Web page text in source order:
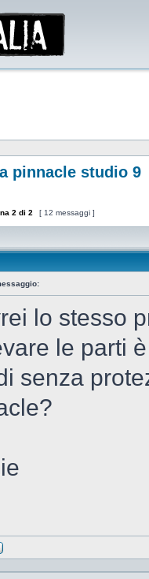
pinnacle studio 9
all’argomento
2 di 2 [ 12 messaggi ]
lo stesso
le parti
senza
Profilo